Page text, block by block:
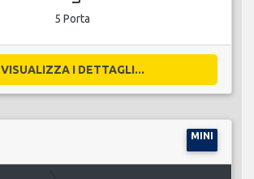
5 Porta
VISUALIZZA I DETTAGLI...
MINI